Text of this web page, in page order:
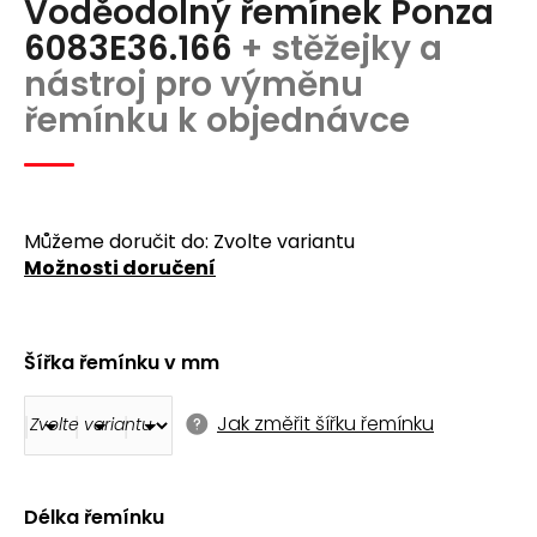
produktu
je
0,0
z
5
hvězdiček.
Voděodolný řemínek Ponza
6083E36.166 + stěžejky a
nástroj pro výměnu
řemínku k objednávce
Délka řemínku
Šířka řemínku v mm
Jak změřit šířku řemínku
Můžeme doručit do: Zvolte variantu
Možnosti doručení
a
j
í
t
?
D
o
p
o
u